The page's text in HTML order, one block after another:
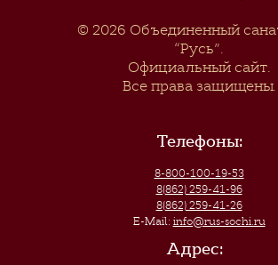
© 2026 Объединенный
“Русь”.
Официальный сайт.
Все права защищены.
Телефоны:
8-800-100-19-53
8(862) 259-41-96
8(862) 259-41-26
E-Mail: info@rus-sochi.ru
Адрес: